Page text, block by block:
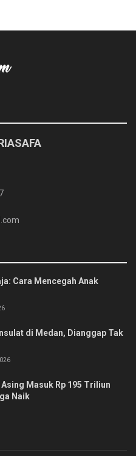
Cara Mencegah Anak
di Medan, Dianggap Tak
Masuk Rp 195 Triliun
Naik